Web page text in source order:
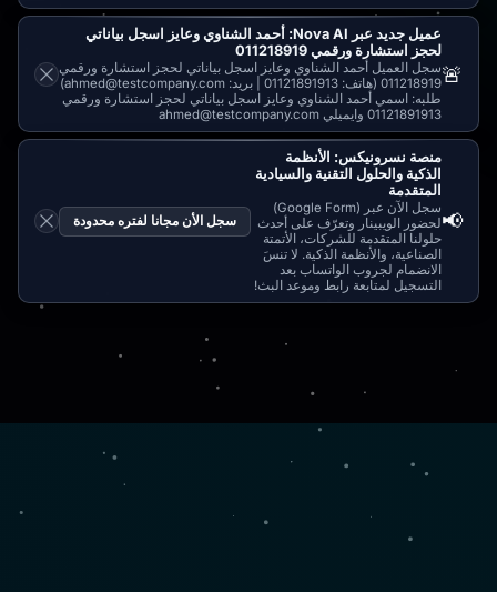
🚨
عميل جديد عبر Nova AI: أحمد الشناوي وعايز اسجل بياناتي
لحجز استشارة ورقمي 011218919
سجل العميل أحمد الشناوي وعايز اسجل بياناتي لحجز استشارة ورقمي
011218919 (هاتف: 01121891913 | بريد: ahmed@testcompany.com)
طلبه: اسمي أحمد الشناوي وعايز اسجل بياناتي لحجز استشارة ورقمي
01121891913 وايميلي ahmed@testcompany.com
📢
منصة نسرونيكس: الأنظمة
الذكية والحلول التقنية والسيادية
المتقدمة
سجل الآن عبر (Google Form)
لحضور الويبينار وتعرّف على أحدث
حلولنا المتقدمة للشركات، الأتمتة
الصناعية، والأنظمة الذكية. لا تنسَ
الانضمام لجروب الواتساب بعد
التسجيل لمتابعة رابط وموعد البث!
سجل الأن مجانا لفتره محدودة